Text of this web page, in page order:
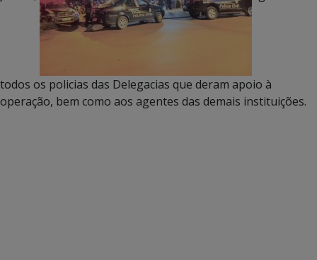
todos os policias das Delegacias que deram apoio à
operação, bem como aos agentes das demais instituições.